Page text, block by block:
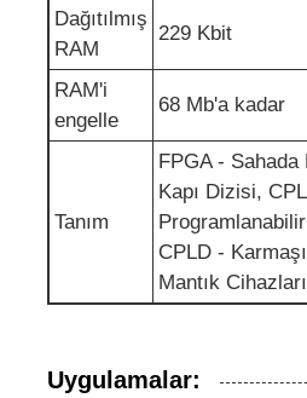
Güç modülü
Katı hal rölesi
İletişim Anteni
Güç yönetimi çipi
Dağıtılmış
RAM
229 Kbit
RAM'i
engelle
68 Mb'a kadar
Tanım
FPGA -
Kapı Dizisi,
CPLD -
Mantık Cihazları
Uygulamalar: